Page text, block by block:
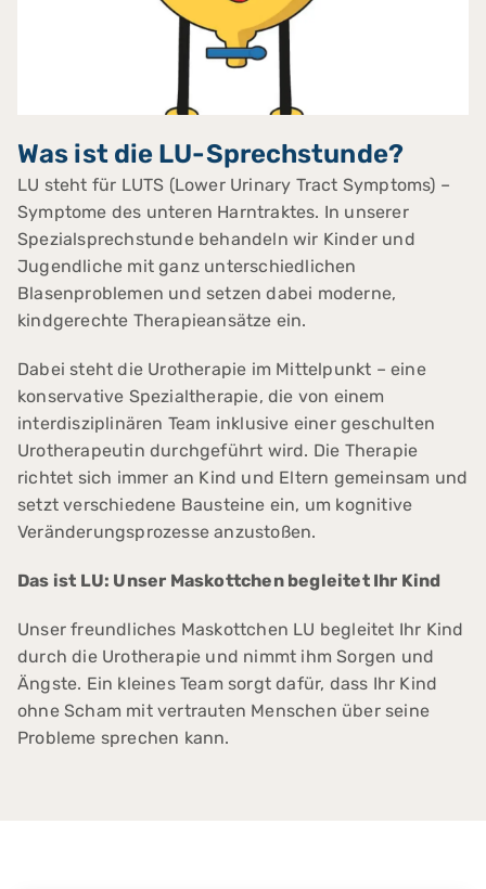
Was ist die LU-Sprechstunde?
LU steht für LUTS (Lower Urinary Tract Symptoms) –
Symptome des unteren Harntraktes. In unserer
Spezialsprechstunde behandeln wir Kinder und
Jugendliche mit ganz unterschiedlichen
Blasenproblemen und setzen dabei moderne,
kindgerechte Therapieansätze ein.
Dabei steht die Urotherapie im Mittelpunkt – eine
konservative Spezialtherapie, die von einem
interdisziplinären Team inklusive einer geschulten
Urotherapeutin durchgeführt wird. Die Therapie
richtet sich immer an Kind und Eltern gemeinsam und
setzt verschiedene Bausteine ein, um kognitive
Veränderungsprozesse anzustoßen.
Das ist LU: Unser Maskottchen begleitet Ihr Kind
Unser freundliches Maskottchen LU begleitet Ihr Kind
durch die Urotherapie und nimmt ihm Sorgen und
Ängste. Ein kleines Team sorgt dafür, dass Ihr Kind
ohne Scham mit vertrauten Menschen über seine
Probleme sprechen kann.